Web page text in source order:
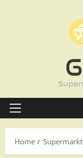
Primair
Home
Supermarkt